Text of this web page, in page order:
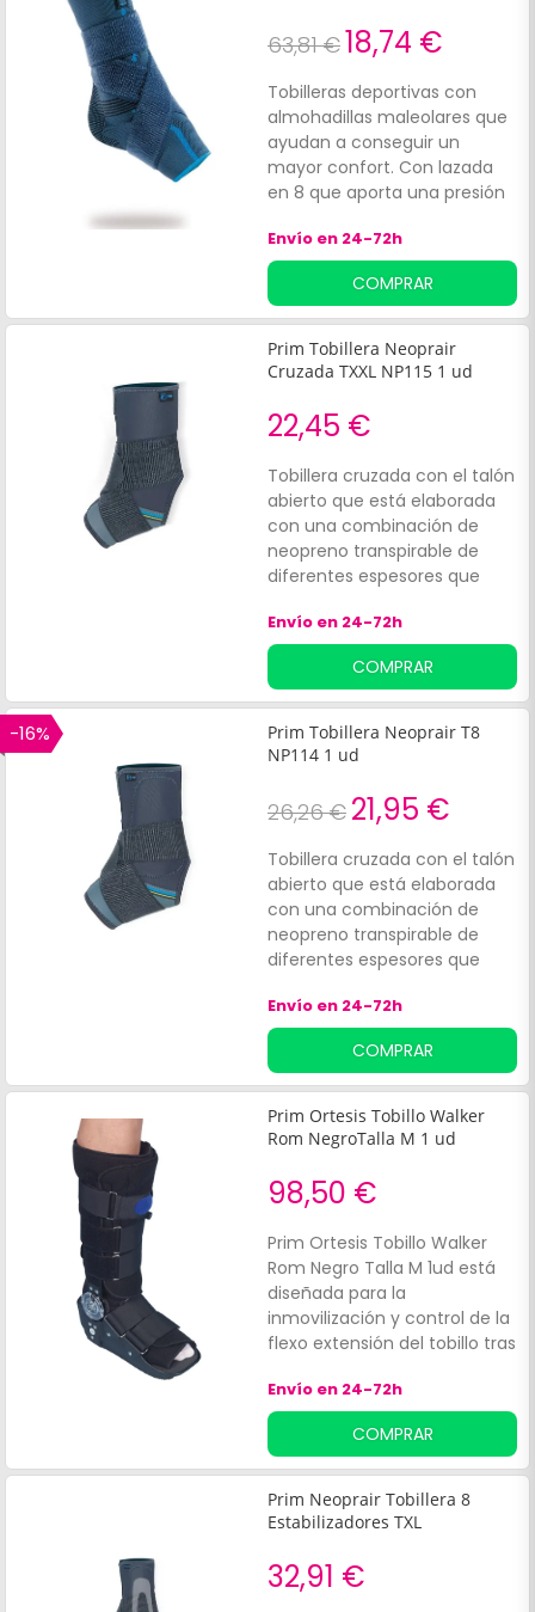
63,81 €18,74 €
Tobilleras deportivas con
almohadillas maleolares que
ayudan a conseguir un
mayor confort. Con lazada
en 8 que aporta una presión
músculos y articulaciones de
sobrecarga, favoreciendo la
circulación sanguínea y
proporcionando un mejor
rendimiento muscular.
Envío en 24-72h
COMPRAR
Prim Tobillera Neoprair
Cruzada TXXL NP115 1 ud
22,45 €
Tobillera cruzada con el talón
abierto que está elaborada
con una combinación de
neopreno transpirable de
diferentes espesores que
confort en la zona plantar,
para así evitar la
acumulación de un sudor
excesivo. Tiene tres cierres
tibiales y una banda elástica
para el vendaje en forma de
Envío en 24-72h
COMPRAR
-16%
Prim Tobillera Neoprair T8
NP114 1 ud
26,26 € 21,95 €
Tobillera cruzada con el talón
abierto que está elaborada
con una combinación de
neopreno transpirable de
diferentes espesores que
confort en la zona plantar,
para así evitar la
acumulación de un sudor
excesivo. Tiene valvas
laterales anatómicas
extraíbles, y una doble banda
forma de 8.
Envío en 24-72h
COMPRAR
Prim Ortesis Tobillo Walker
Rom NegroTalla M 1 ud
98,50 €
Prim Ortesis Tobillo Walker
Rom Negro Talla M 1ud está
diseñada para la
inmovilización y control de la
flexo extensión del tobillo tras
producto proporciona
máxima estabilidad y
soporte, siendo ideal para
personas que requieren
limitar el movimiento del
tobillo y el pie, lo que facilita
recuperación segura,
cómoda y eficaz.
Envío en 24-72h
COMPRAR
Prim Neoprair Tobillera 8
Estabilizadores TXL
32,91 €